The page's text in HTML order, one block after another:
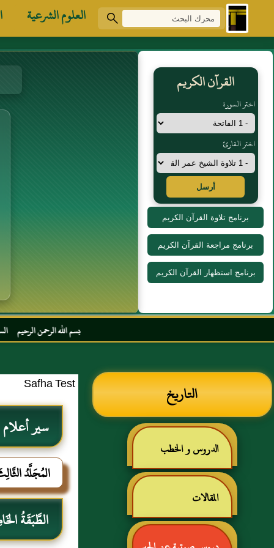
العلوم الشرعية
القرآن الكريم
اختر السورة
اختر القارئ
أرسل
برنامج تلاوة القرآن الكريم
برنامج مراجعة القرآن الكريم
برنامج استظهار القرآن الكريم
بسم الله الرحمن الرحيم السلام عليكم و
التاريخ
الدروس و الخطب
المقالات
Safha Test
سير
المُجَلَّدُ
الطَّبَقَةُ